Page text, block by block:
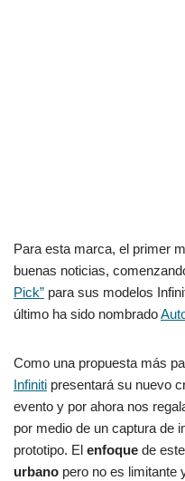
Para esta marca, el primer
buenas noticias,
Pick” para sus modelos
último ha sido nombrado
Como una propuesta más
Infiniti presentará su nuevo
evento y por ahora nos
por medio de un captura de
prototipo. El enfoque de
urbano pero no es limitante